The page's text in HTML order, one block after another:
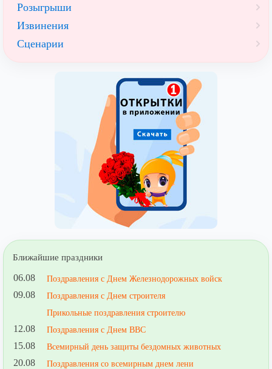
Розыгрыши
Извинения
Сценарии
Ближайшие праздники
06.08 Поздравления с Днем Железнодорожных войск
09.08
Поздравления с Днем строителя
Прикольные поздравления строителю
12.08 Поздравления с Днем ВВС
15.08 Всемирный день защиты бездомных животных
20.08 Поздравления со всемирным днем лени